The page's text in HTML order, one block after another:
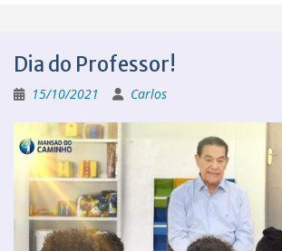
Dia do Professor!
15/10/2021 Carlos